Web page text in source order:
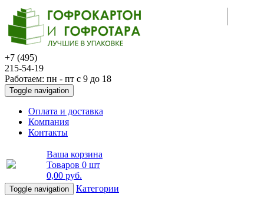
+7 (495)
215-54-19
Работаем: пн - пт с 9 до 18
Toggle navigation
Оплата и доставка
Компания
Контакты
Ваша корзина
Товаров 0 шт
0,00 руб.
Toggle navigation Категории